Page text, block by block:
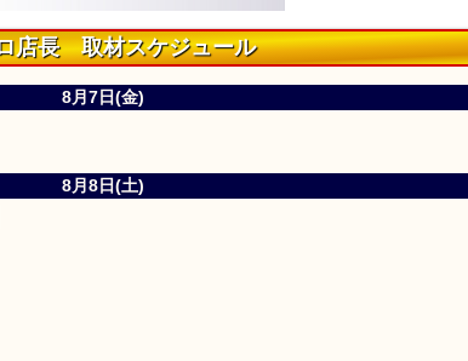
店長 取材スケジュール
8月7日(金)
8月8日(土)